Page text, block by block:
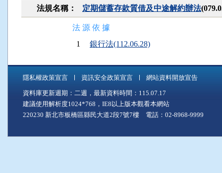
法規名稱： 定期儲蓄存款質借及中途解約辦法
法 源 依 據
1
銀行法(112.06.28)
隱私權政策宣言 資訊安全政策宣言 網站資料開放宣告
資料庫更新週期：二週，最新資料時間：115.07.17
建議使用解析度1024*768，IE8以上版本觀看本網站
220230 新北市板橋區縣民大道2段7號7樓 電話：02-8968-9999